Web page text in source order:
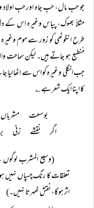
جو حبِ مال، حبِ جاہ اور حبِ اولاد
مثلاً‌ بھوک، پیاس وغیرہ اس کے
طرح انگوٹھی کو زور سے موم
مُنطبع ہو جاتے ہیں۔ لیکن سماحت
جب انگلی وغیرہ کو اس سے اٹھا لیا
کا اپنا ایک شعر ہے ؎
اگر نقشے زنی
(وسیع المشرب
تعلقات کا رنگ چسپاں نہیں
اثر ہو گا، نقش ٹھہرتا نہیں۔)